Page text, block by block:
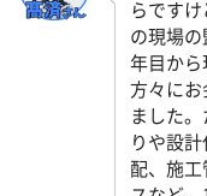
らです
の現場の
年目から
方々にお
ました
りや設
配、施